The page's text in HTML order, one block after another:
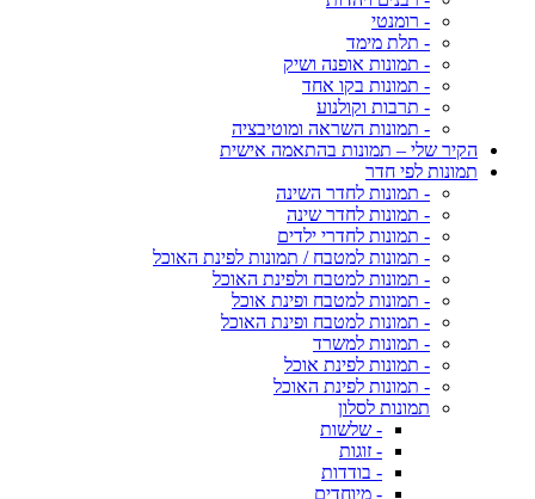
- רומנטי
- תלת מימד
- תמונות אופנה ושיק
- תמונות בקו אחד
- תרבות וקולנוע
- תמונות השראה ומוטיבציה
הקיר שלי – תמונות בהתאמה אישית
תמונות לפי חדר
- תמונות לחדר השינה
- תמונות לחדר שינה
- תמונות לחדרי ילדים
- תמונות למטבח / תמונות לפינת האוכל
- תמונות למטבח ולפינת האוכל
- תמונות למטבח ופינת אוכל
- תמונות למטבח ופינת האוכל
- תמונות למשרד
- תמונות לפינת אוכל
- תמונות לפינת האוכל
תמונות לסלון
- שלשות
- זוגות
- בודדות
- מיוחדים